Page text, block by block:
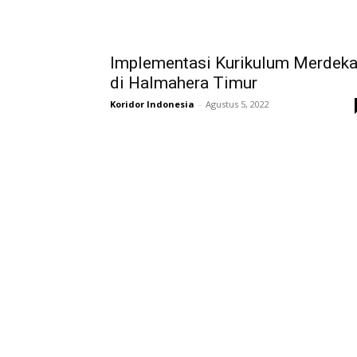
Implementasi Kurikulum Merdeka
di Halmahera Timur
Koridor Indonesia - Agustus 5, 2022